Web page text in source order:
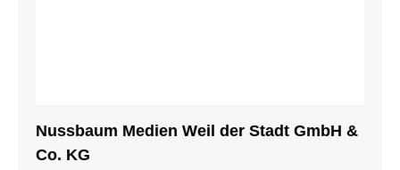
Nussbaum Medien Weil der Stadt GmbH &
Co. KG